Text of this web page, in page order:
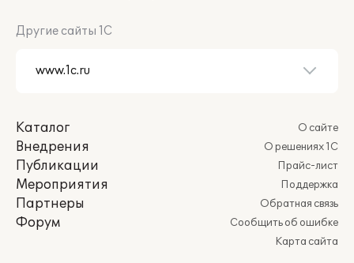
Другие сайты 1С
Каталог
Внедрения
Публикации
Мероприятия
Партнеры
Форум
О сайте
О решениях 1С
Прайс-лист
Поддержка
Обратная связь
Сообщить об ошибке
Карта сайта